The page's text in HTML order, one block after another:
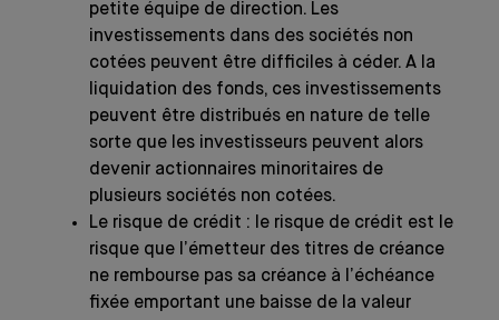
petite équipe de direction. Les
investissements dans des sociétés non
cotées peuvent être difficiles à céder. A la
liquidation des fonds, ces investissements
peuvent être distribués en nature de telle
sorte que les investisseurs peuvent alors
devenir actionnaires minoritaires de
plusieurs sociétés non cotées.
Le risque de crédit : le risque de crédit est le
risque que l’émetteur des titres de créance
ne rembourse pas sa créance à l’échéance
fixée emportant une baisse de la valeur